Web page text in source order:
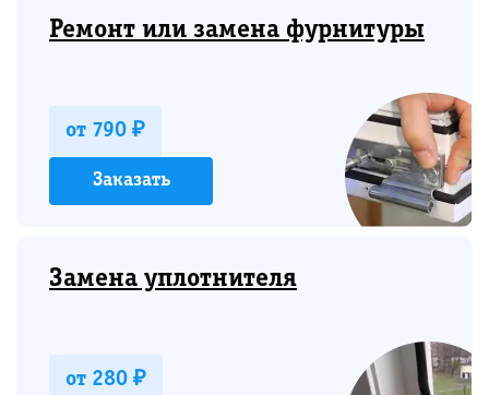
Ремонт или замена фурнитуры
от 790 ₽
Заказать
Замена уплотнителя
от 280 ₽